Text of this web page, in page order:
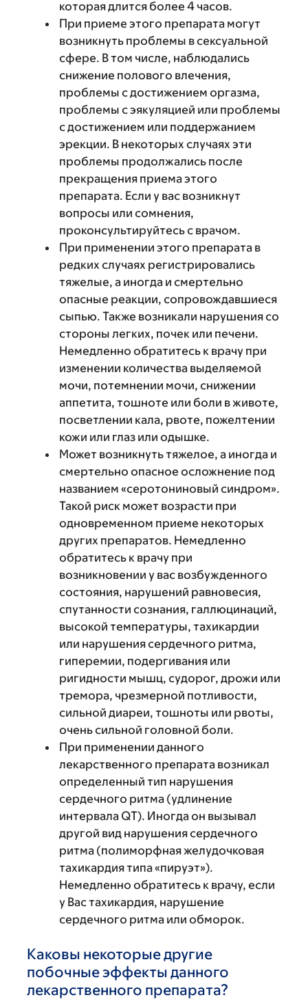
которая длится более 4 часов.
При приеме этого препарата могут
возникнуть проблемы в сексуальной
сфере. В том числе, наблюдались
снижение полового влечения,
проблемы с достижением оргазма,
проблемы с эякуляцией или проблемы
с достижением или поддержанием
эрекции. В некоторых случаях эти
проблемы продолжались после
прекращения приема этого
препарата. Если у вас возникнут
вопросы или сомнения,
проконсультируйтесь с врачом.
При применении этого препарата в
редких случаях регистрировались
тяжелые, а иногда и смертельно
опасные реакции, сопровождавшиеся
сыпью. Также возникали нарушения со
стороны легких, почек или печени.
Немедленно обратитесь к врачу при
изменении количества выделяемой
мочи, потемнении мочи, снижении
аппетита, тошноте или боли в животе,
посветлении кала, рвоте, пожелтении
кожи или глаз или одышке.
Может возникнуть тяжелое, а иногда и
смертельно опасное осложнение под
названием «серотониновый синдром».
Такой риск может возрасти при
одновременном приеме некоторых
других препаратов. Немедленно
обратитесь к врачу при
возникновении у вас возбужденного
состояния, нарушений равновесия,
спутанности сознания, галлюцинаций,
высокой температуры, тахикардии
или нарушения сердечного ритма,
гиперемии, подергивания или
ригидности мышц, судорог, дрожи или
тремора, чрезмерной потливости,
сильной диареи, тошноты или рвоты,
очень сильной головной боли.
При применении данного
лекарственного препарата возникал
определенный тип нарушения
сердечного ритма (удлинение
интервала QT). Иногда он вызывал
другой вид нарушения сердечного
ритма (полиморфная желудочковая
тахикардия типа «пируэт»).
Немедленно обратитесь к врачу, если
у Вас тахикардия, нарушение
сердечного ритма или обморок.
Каковы некоторые другие
побочные эффекты данного
лекарственного препарата?